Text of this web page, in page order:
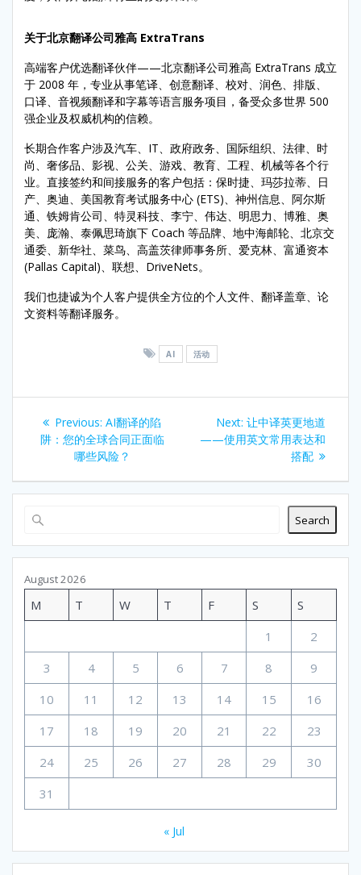
关于北京翻译公司雅高 ExtraTrans
高端客户优选翻译伙伴——北京翻译公司雅高 ExtraTrans 成立
于 2008 年，专业从事笔译、创意翻译、校对、润色、排版、
口译、音视频翻译和字幕等语言服务项目，备受众多世界 500
强企业及权威机构的信赖。
长期合作客户涉及汽车、IT、政府政务、国际组织、法律、时
尚、奢侈品、影视、公关、游戏、教育、工程、机械等各个行
业。直接签约和间接服务的客户包括：保时捷、玛莎拉蒂、日
产、奥迪、美国教育考试服务中心 (ETS)、神州信息、阿尔斯
通、铁姆肯公司、特灵科技、李宁、伟达、明思力、博雅、奥
美、庞瀚、泰佩思琦旗下 Coach 等品牌、地中海邮轮、北京交
通委、新华社、菜鸟、高盖茨律师事务所、爱克林、富通资本
(Pallas Capital)、联想、DriveNets。
我们也捷诚为个人客户提供全方位的个人文件、翻译盖章、论
文资料等翻译服务。
AI 活动
Post
navigation
Previous: Previous
post:
AI翻译的陷
阱：您的全球合同正面临
哪些风险？
Next: Next
post:
让中译英更地道
——使用英文常用表达和
搭配
Search
August 2026
M T W T F S
S
1
2
3
4 5 6 7 8
9
10
11 12 13 14 15
16
17
18 19 20 21 22
23
24
25 26 27 28 29
30
31
« Jul